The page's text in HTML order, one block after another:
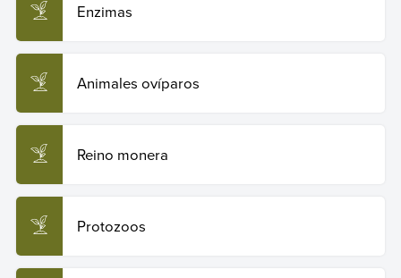
Enzimas
Animales ovíparos
Reino monera
Protozoos